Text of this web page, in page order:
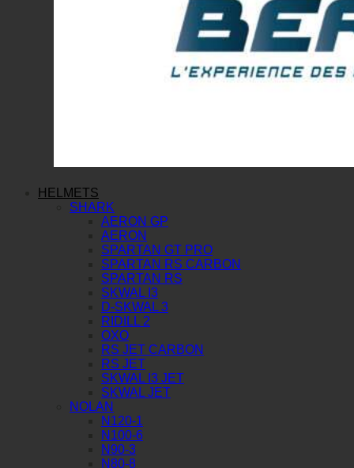
HELMETS
SHARK
AERON GP
AERON
SPARTAN GT PRO
SPARTAN RS CARBON
SPARTAN RS
SKWAL I3
D-SKWAL 3
RIDILL 2
OXO
RS JET CARBON
RS JET
SKWAL I3 JET
SKWAL JET
NOLAN
N120-1
N100-6
N90-3
N80-8